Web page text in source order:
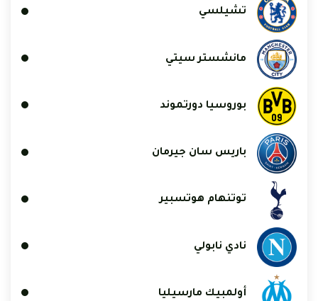
تشيلسي
مانشستر سيتي
بوروسيا دورتموند
باريس سان جيرمان
توتنهام هوتسبير
نادي نابولي
أولمبيك مارسيليا